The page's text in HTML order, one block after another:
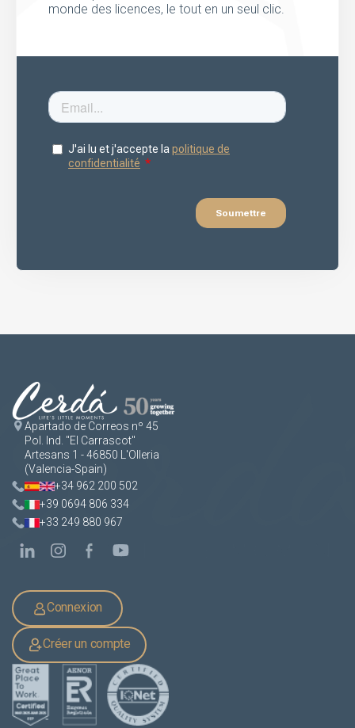
monde des licences, le tout en un seul clic.
Apartado de Correos nº 45
Pol. Ind. "El Carrascot"
Artesans 1 - 46850 L'Olleria
(Valencia-Spain)
+34 962 200 502
+39 0694 806 334
+33 249 880 967
Connexion
Créer un compte